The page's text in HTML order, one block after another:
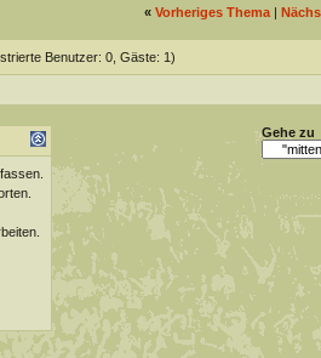
« Vorheriges Thema |
Benutzer: 0, Gäste: 1)
Gehe zu